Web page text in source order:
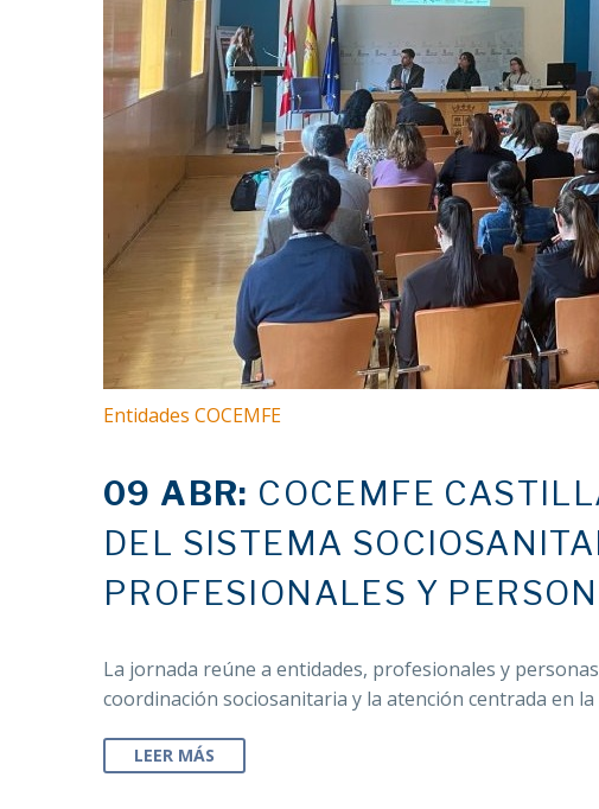
Entidades COCEMFE
09 ABR: COCEMFE
DEL SISTEMA
PROFESIONALES Y
La jornada reúne a entidades, profesionales y
coordinación sociosanitaria y la atención centrada en
LEER MÁS